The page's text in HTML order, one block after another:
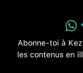
Abonne-toi à
les contenus en